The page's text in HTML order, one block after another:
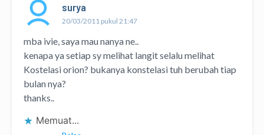
surya
20/03/2011 pukul 21:47
mba ivie, saya mau nanya ne..
kenapa ya setiap sy melihat langit selalu melihat
Kostelasi orion? bukanya konstelasi tuh berubah tiap
bulan nya?
thanks..
Memuat...